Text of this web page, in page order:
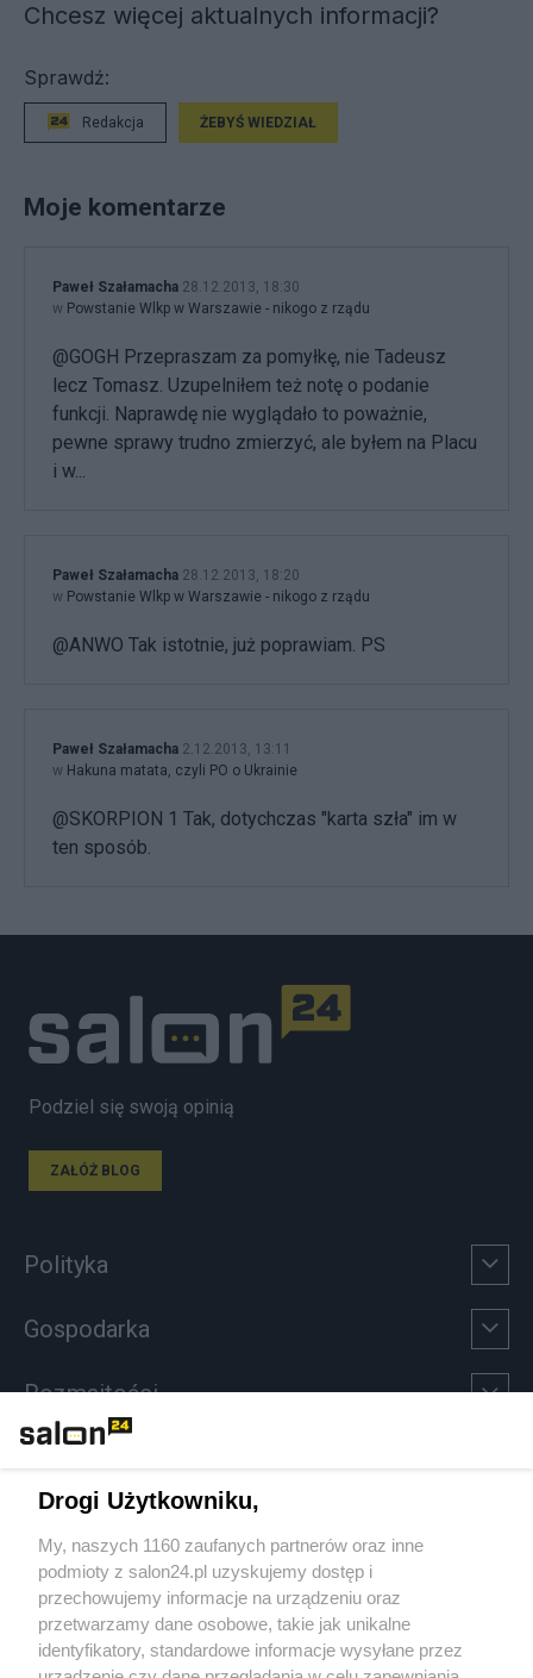
Chcesz więcej aktualnych informacji?
Sprawdź:
Redakcja ŻEBYŚ WIEDZIAŁ
Moje komentarze
Paweł Szałamacha 28.12.2013, 18:30
w Powstanie Wlkp w Warszawie - nikogo z rządu
@GOGH Przepraszam za pomyłkę, nie Tadeusz
lecz Tomasz. Uzupelniłem też notę o podanie
funkcji. Naprawdę nie wyglądało to poważnie,
pewne sprawy trudno zmierzyć, ale byłem na Placu
i w...
Paweł Szałamacha 28.12.2013, 18:20
w Powstanie Wlkp w Warszawie - nikogo z rządu
@ANWO Tak istotnie, już poprawiam. PS
Paweł Szałamacha 2.12.2013, 13:11
w Hakuna matata, czyli PO o Ukrainie
@SKORPION 1 Tak, dotychczas "karta szła" im w
ten sposób.
Podziel się swoją opinią
ZAŁÓŻ BLOG
Polityka
Gospodarka
Rozmaitości
Sport
Społeczeństwo
Kultura
Drogi Użytkowniku,
My, naszych 1160 zaufanych partnerów oraz inne
podmioty z salon24.pl uzyskujemy dostęp i
przechowujemy informacje na urządzeniu oraz
przetwarzamy dane osobowe, takie jak unikalne
identyfikatory, standardowe informacje wysyłane przez